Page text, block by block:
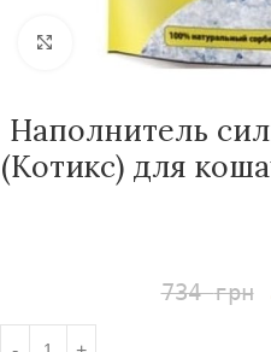
Нажмите, чтобы
Наполнитель
(Котикс) для
734грн